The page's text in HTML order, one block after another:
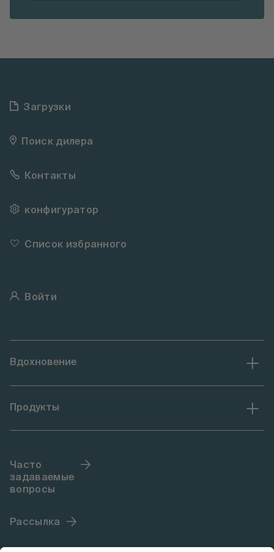
Загрузки
Поиск дилера
Контакты
конфигуратор
Список избранного
Войти
Вдохновение
Продукты
Часто
задаваемые
вопросы
Рассылка